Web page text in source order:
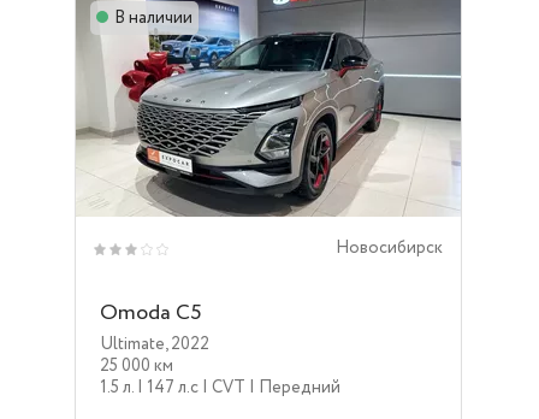
В наличии
Новосибирск
Omoda C5
Ultimate,2022
25 000 км
1.5 л. | 147 л.c | CVT | Передний